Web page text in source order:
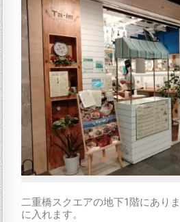
二重橋スクエアの地下1階にあり
に入れます。